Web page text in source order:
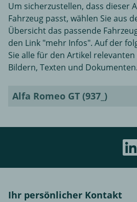
Um sicherzustellen, dass dieser
Fahrzeug passt, wählen Sie aus
Übersicht das passende
den Link "mehr Infos". Auf der
Sie alle für den Artikel
Bildern, Texten und Dokumenten.
Alfa Romeo GT (937_)
Ihr persönlicher Kontakt